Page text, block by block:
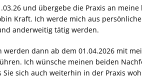
und übergebe die Praxis an
Kraft. Ich werde mich aus
anderweitig tätig werden.
werden dann ab dem 01.04.2026 mit
Ich wünsche meinen beiden
Sie sich auch weiterhin in der Praxis